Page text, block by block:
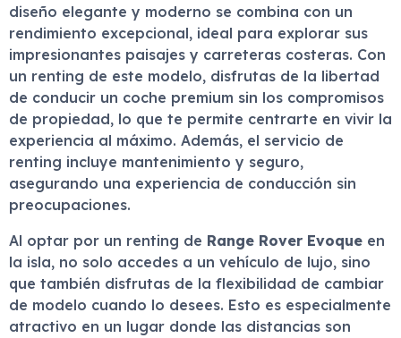
diseño elegante y moderno se combina con un
rendimiento excepcional, ideal para explorar sus
impresionantes paisajes y carreteras costeras. Con
un renting de este modelo, disfrutas de la libertad
de conducir un coche premium sin los compromisos
de propiedad, lo que te permite centrarte en vivir la
experiencia al máximo. Además, el servicio de
renting incluye mantenimiento y seguro,
asegurando una experiencia de conducción sin
preocupaciones.
Al optar por un renting de Range Rover Evoque en
la isla, no solo accedes a un vehículo de lujo, sino
que también disfrutas de la flexibilidad de cambiar
de modelo cuando lo desees. Esto es especialmente
atractivo en un lugar donde las distancias son